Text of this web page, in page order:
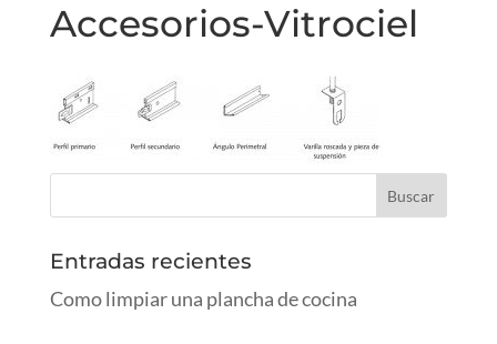
Accesorios-Vitrociel
Entradas recientes
Como limpiar una plancha de cocina